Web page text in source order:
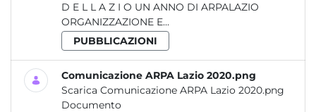
D E L L A Z I O UN ANNO DI ARPALAZIO
ORGANIZZAZIONE E...
PUBBLICAZIONI
Comunicazione ARPA Lazio 2020.png
Scarica Comunicazione ARPA Lazio 2020.png
Documento